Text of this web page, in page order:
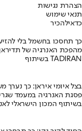
הצהרת נגישות
תנאי שימוש
כדאילהכיר
כך תחסכו בחשמל בלי
מהפכת האנרגיה של
בשיתוף TADIRAN
בצל איומי איראן: כך נערך
פסגת האנרגיה במעמד
בשיתוף המכון הישראלי